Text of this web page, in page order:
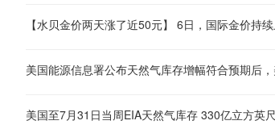
美国能源信息署公布天然气库存增幅符合预期后
美国至7月31日当周EIA天然气库存 330亿立方英